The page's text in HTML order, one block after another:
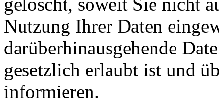
gelöscht, soweit Sie nicht
Nutzung Ihrer Daten
darüberhinausgehende
gesetzlich erlaubt ist und
informieren.